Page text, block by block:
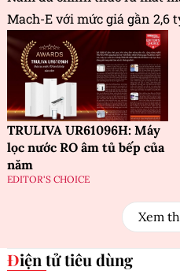
Mach-E với mức giá gần 2,6
TRULIVA UR61096H: Máy
lọc nước RO âm tủ bếp của
năm
EDITOR'S CHOICE
Xem
Điện tử tiêu dùng